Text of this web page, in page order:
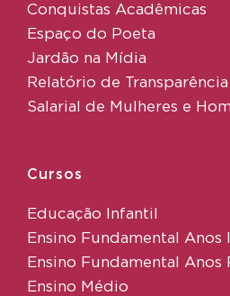
Conquistas Acadêmicas
Espaço do Poeta
Jardão na Mídia
Relatório de
Salarial de Mulheres e
Cursos
Educação Infantil
Ensino Fundamental Anos
Ensino Fundamental Anos
Ensino Médio